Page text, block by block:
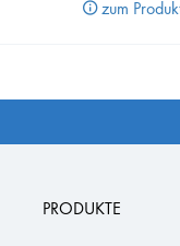
zum
PRODUKTE